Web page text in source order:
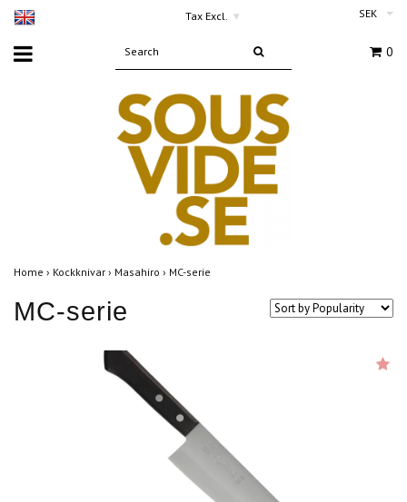
Tax Excl. ▾ SEK
0
Home › Kockknivar › Masahiro › MC-serie
MC-serie